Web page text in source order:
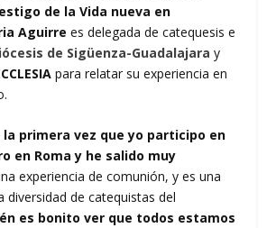
de la Vida nueva en
Aguirre es delegada de catequesis e
de Sigüenza-Guadalajara y
para relatar su experiencia en
la primera vez que yo participo en
en Roma y he salido muy
experiencia de comunión, y es una
diversidad de catequistas del
es bonito ver que todos estamos